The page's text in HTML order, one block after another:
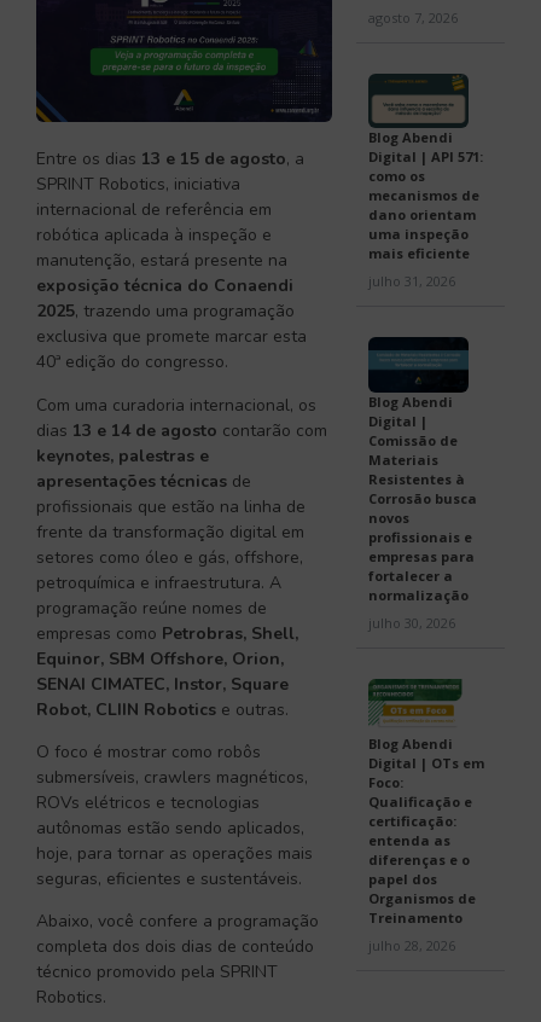
Entre os dias 13 e 15 de agosto, a
SPRINT Robotics, iniciativa
internacional de referência em
robótica aplicada à inspeção e
manutenção, estará presente na
exposição técnica do Conaendi
2025, trazendo uma programação
exclusiva que promete marcar esta
40ª edição do congresso.
Com uma curadoria internacional, os
dias 13 e 14 de agosto contarão com
keynotes, palestras e
apresentações técnicas de
profissionais que estão na linha de
frente da transformação digital em
setores como óleo e gás, offshore,
petroquímica e infraestrutura. A
programação reúne nomes de
empresas como Petrobras, Shell,
Equinor, SBM Offshore, Orion,
SENAI CIMATEC, Instor, Square
Robot, CLIIN Robotics e outras.
O foco é mostrar como robôs
submersíveis, crawlers magnéticos,
ROVs elétricos e tecnologias
autônomas estão sendo aplicados,
hoje, para tornar as operações mais
seguras, eficientes e sustentáveis.
Abaixo, você confere a programação
completa dos dois dias de conteúdo
técnico promovido pela SPRINT
Robotics.
agosto 7, 2026
Blog Abendi
Digital | API 571:
como os
mecanismos de
dano orientam
uma inspeção
mais eficiente
julho 31, 2026
Blog Abendi
Digital |
Comissão de
Materiais
Resistentes à
Corrosão busca
novos
profissionais e
empresas para
fortalecer a
normalização
julho 30, 2026
Blog Abendi
Digital | OTs em
Foco:
Qualificação e
certificação:
entenda as
diferenças e o
papel dos
Organismos de
Treinamento
julho 28, 2026